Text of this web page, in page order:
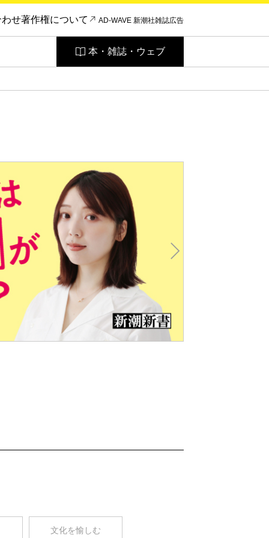
せ著作権について AD-WAVE 新潮社雑誌広告
本・雑誌・ウェブ
文化を愉しむ